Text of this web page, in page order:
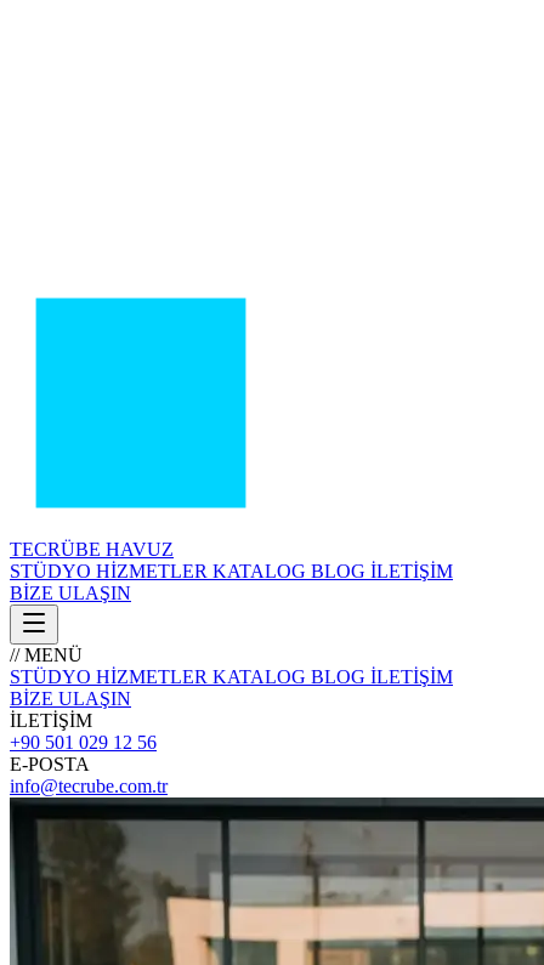
TECRÜBE HAVUZ
STÜDYO HİZMETLER KATALOG BLOG İLETİŞİM
BİZE ULAŞIN
// MENÜ
STÜDYO HİZMETLER KATALOG BLOG İLETİŞİM
BİZE ULAŞIN
İLETİŞİM
+90 501 029 12 56
E-POSTA
info@tecrube.com.tr